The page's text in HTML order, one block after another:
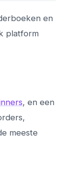
en
platform
, en een
meeste